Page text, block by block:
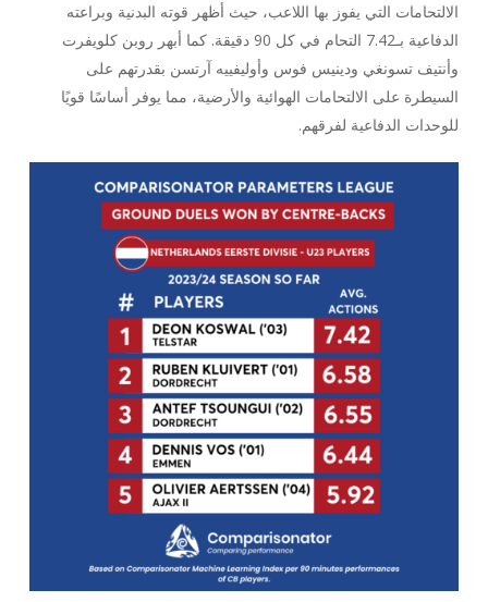
الالتحامات التي يفوز بها اللاعب، حيث أظهر قوته البدنية وبراعته
الدفاعية بـ7.42 التحام في كل 90 دقيقة. كما أبهر روبن كلويفرت
وأنتيف تسونغي ودينيس فوس وأوليفييه آرتسن بقدرتهم على
السيطرة على الالتحامات الهوائية والأرضية، مما يوفر أساسًا قويًا
للوحدات الدفاعية لفرقهم.